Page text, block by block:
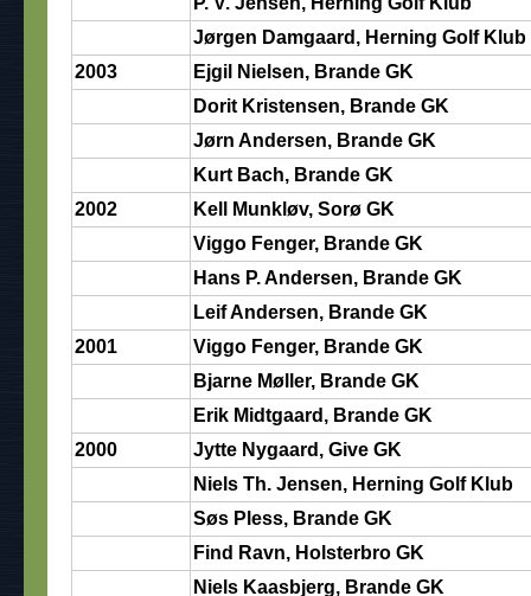
Jørgen Damgaard, Herning Golf Klub
2003
Ejgil Nielsen, Brande GK
Dorit Kristensen, Brande GK
Jørn Andersen, Brande GK
Kurt Bach, Brande GK
2002
Kell Munkløv, Sorø GK
Viggo Fenger, Brande GK
Hans P. Andersen, Brande GK
Leif Andersen, Brande GK
2001
Viggo Fenger, Brande GK
Bjarne Møller, Brande GK
Erik Midtgaard, Brande GK
2000
Jytte Nygaard, Give GK
Niels Th. Jensen, Herning Golf Klub
Søs Pless, Brande GK
Find Ravn, Holsterbro GK
Niels Kaasbjerg, Brande GK